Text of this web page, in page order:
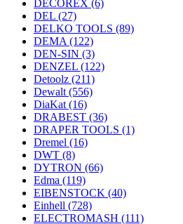
DECOREX (6)
DEL (27)
DELKO TOOLS (89)
DEMA (122)
DEN-SIN (3)
DENZEL (122)
Detoolz (211)
Dewalt (556)
DiaKat (16)
DRABEST (36)
DRAPER TOOLS (1)
Dremel (16)
DWT (8)
DYTRON (66)
Edma (119)
EIBENSTOCK (40)
Einhell (728)
ELECTROMASH (111)